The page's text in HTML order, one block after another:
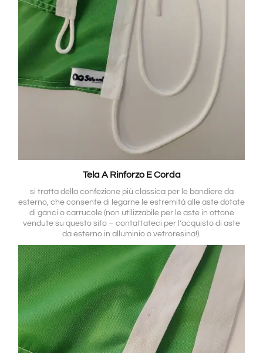
Tela A Rinforzo E Corda
si tratta della confezione più classica per le bandiere da
esterno, che consente di legarne le estremità alle aste dotate
di ganci o carrucole (non utilizzabile per le aste in ottone
vendute su questo sito – contattateci per l’acquisto di aste
da esterno in alluminio o vetroresina!).